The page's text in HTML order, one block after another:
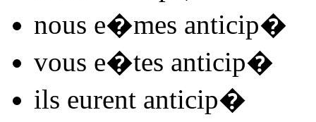
nous e�mes anticip�
vous e�tes anticip�
ils eurent anticip�